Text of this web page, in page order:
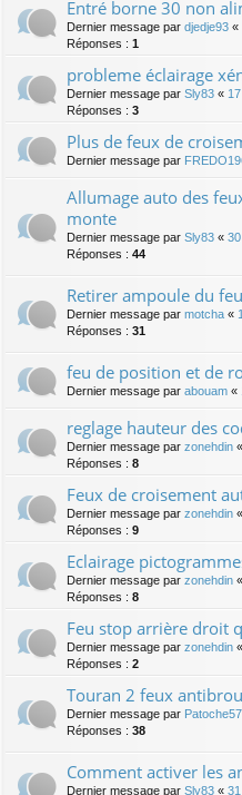
Entré borne 30 non
Dernier message par djedje93 «
Réponses : 1
probleme éclairage
Dernier message par Sly83 «
Réponses : 3
Plus de feux de
Dernier message par
Allumage auto des
monte
Dernier message par Sly83 «
Réponses : 44
Retirer ampoule du
Dernier message par motcha «
Réponses : 31
feu de position et de
Dernier message par abouam «
reglage hauteur des
Dernier message par zonehdin «
Réponses : 8
Feux de croisement
Dernier message par zonehdin «
Réponses : 9
Eclairage
Dernier message par zonehdin «
Réponses : 8
Feu stop arrière droit
Dernier message par zonehdin «
Réponses : 2
Touran 2 feux
Dernier message par Patoche57
Réponses : 38
Comment activer les
Dernier message par Sly83 «